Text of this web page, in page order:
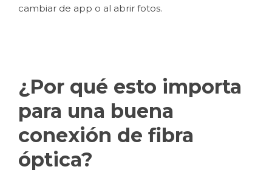
cambiar de app o al abrir fotos.
¿Por qué esto importa
para una buena
conexión de fibra
óptica?